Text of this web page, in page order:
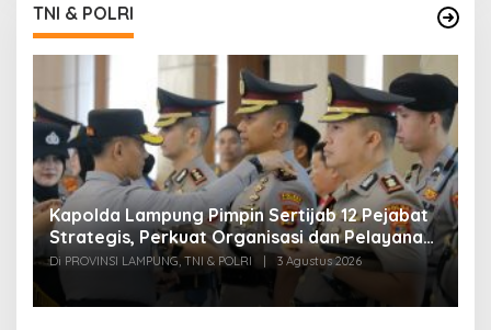
TNI & POLRI
Kapolda Lampung Pimpin Sertijab 12 Pejabat
Strategis, Perkuat Organisasi dan Pelayanan
Polri Presisi
Di PROVINSI LAMPUNG, TNI & POLRI | 3 Agustus 2026